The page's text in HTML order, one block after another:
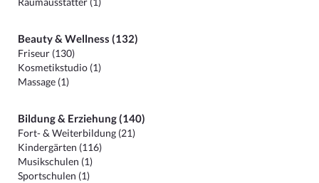
Beauty & Wellness (132)
Friseur (130)
Kosmetikstudio (1)
Massage (1)
Bildung & Erziehung (140)
Fort- & Weiterbildung (21)
Kindergärten (116)
Musikschulen (1)
Sportschulen (1)